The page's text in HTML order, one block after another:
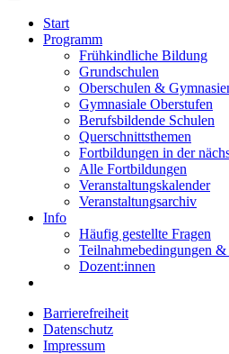
Start
Programm
Frühkindliche Bildung
Grundschulen
Oberschulen &
Gymnasiale Oberstufen
Berufsbildende Schulen
Querschnittsthemen
Fortbildungen in der
Alle Fortbildungen
Veranstaltungskalender
Veranstaltungsarchiv
Info
Häufig gestellte Fragen
Teilnahmebedingungen
Dozent:innen
Barrierefreiheit
Datenschutz
Impressum